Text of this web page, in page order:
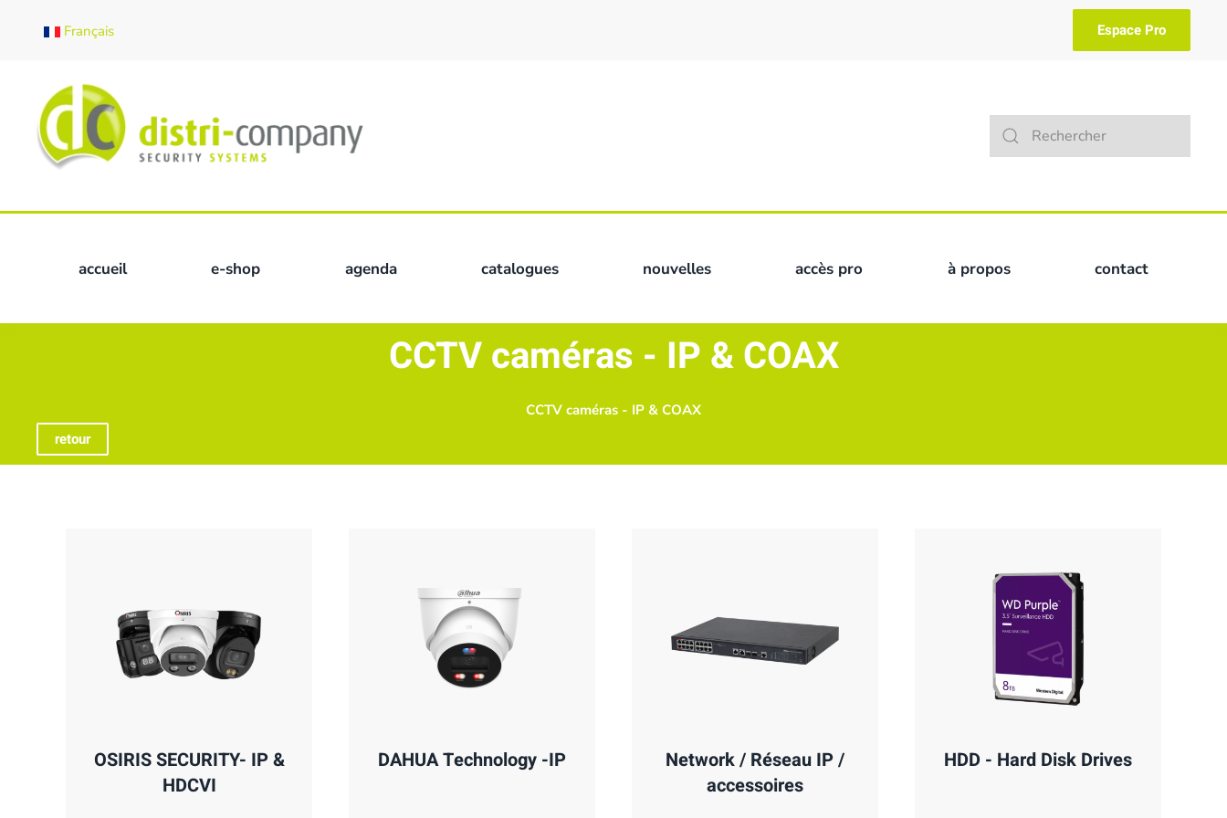
Français Espace Pro
accueil e-shop agenda catalogues nouvelles accès pro à propos contact
CCTV caméras - IP & COAX
CCTV caméras - IP & COAX
retour
OSIRIS SECURITY- IP &
HDCVI
DAHUA Technology -IP
Network / Réseau IP /
accessoires
HDD - Hard Disk Drives